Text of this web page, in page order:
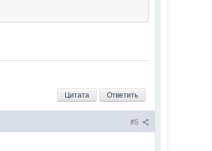
Ответить
Цитата
#5